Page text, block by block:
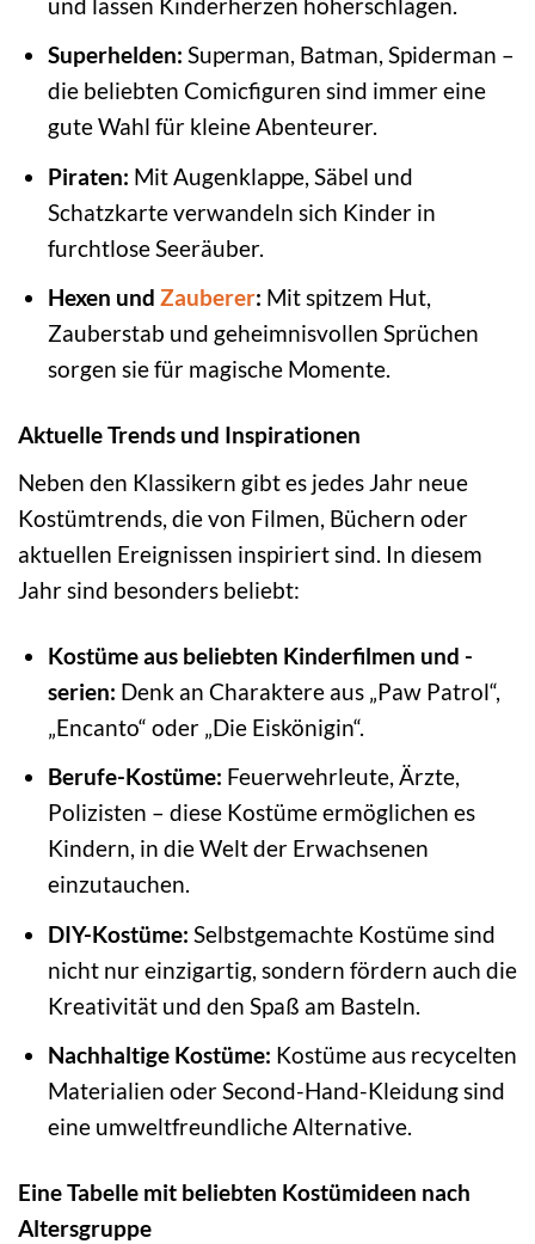
Superhelden: Superman, Batman, Spiderman –
die beliebten Comicfiguren sind immer eine
gute Wahl für kleine Abenteurer.
Piraten: Mit Augenklappe, Säbel und
Schatzkarte verwandeln sich Kinder in
furchtlose Seeräuber.
Hexen und Zauberer: Mit spitzem Hut,
Zauberstab und geheimnisvollen Sprüchen
sorgen sie für magische Momente.
Aktuelle Trends und Inspirationen
Neben den Klassikern gibt es jedes Jahr neue
Kostümtrends, die von Filmen, Büchern oder
aktuellen Ereignissen inspiriert sind. In diesem
Jahr sind besonders beliebt:
Kostüme aus beliebten Kinderfilmen und -
serien: Denk an Charaktere aus „Paw Patrol“,
„Encanto“ oder „Die Eiskönigin“.
Berufe-Kostüme: Feuerwehrleute, Ärzte,
Polizisten – diese Kostüme ermöglichen es
Kindern, in die Welt der Erwachsenen
einzutauchen.
DIY-Kostüme: Selbstgemachte Kostüme sind
nicht nur einzigartig, sondern fördern auch die
Kreativität und den Spaß am Basteln.
Nachhaltige Kostüme: Kostüme aus recycelten
Materialien oder Second-Hand-Kleidung sind
eine umweltfreundliche Alternative.
Eine Tabelle mit beliebten Kostümideen nach
Altersgruppe